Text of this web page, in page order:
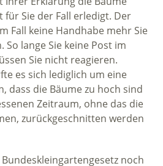
für Sie der Fall erledigt. Der
Fall keine Handhabe mehr Sie
So lange Sie keine Post im
Sie nicht reagieren.
es sich lediglich um eine
dass die Bäume zu hoch sind
Zeitraum, ohne das die
zurückgeschnitten werden
noch